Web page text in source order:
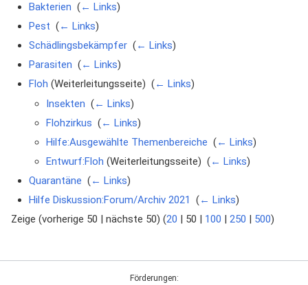
Bakterien (← Links)
Pest (← Links)
Schädlingsbekämpfer‎ (← Links)
Parasiten (← Links)
Floh (Weiterleitungsseite) ‎ (← Links)
Insekten ‎(← Links)
Flohzirkus ‎(← Links)
Hilfe:Ausgewählte Themenbereiche ‎(← Links)
Entwurf:Floh (Weiterleitungsseite) ‎(← Links)
Quarantäne (← Links)
Hilfe Diskussion:Forum/Archiv 2021
(← Links)
Zeige (vorherige 50 | nächste 50) (20 | 50 | 100 | 250 | 500)
Förderungen: